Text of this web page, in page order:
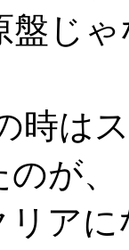
盤じ
時は
が、
リア